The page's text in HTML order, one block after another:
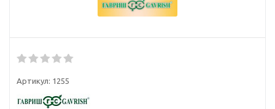
Артикул: 1255